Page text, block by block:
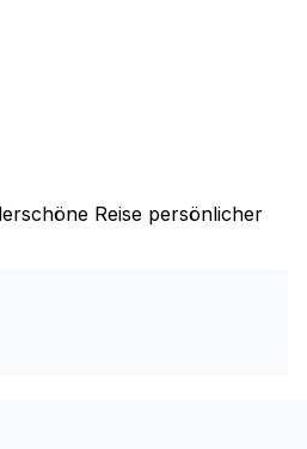
Reise persönlicher